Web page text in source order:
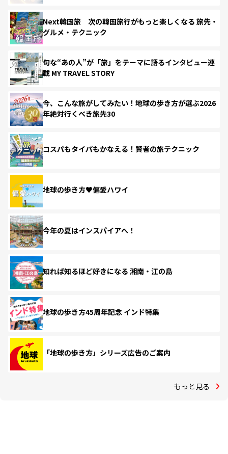
Next韓国旅 次の韓国旅行がもっと楽しくなる 旅先・
グルメ・テクニック
旬な“あの人”が「旅」をテーマに語るインタビュー連
載 MY TRAVEL STORY
今、こんな旅がしてみたい！地球の歩き方が選ぶ2026
年絶対行くべき旅先30
コスパもタイパもかなえる！賢者の旅テクニック
地球の歩き方♥偏愛ハワイ
今年の夏はインスパイアへ！
知れば知るほど好きになる 湘南・江の島
地球の歩き方45周年記念 インド特集
「地球の歩き方」シリーズ広告のご案内
もっと見る